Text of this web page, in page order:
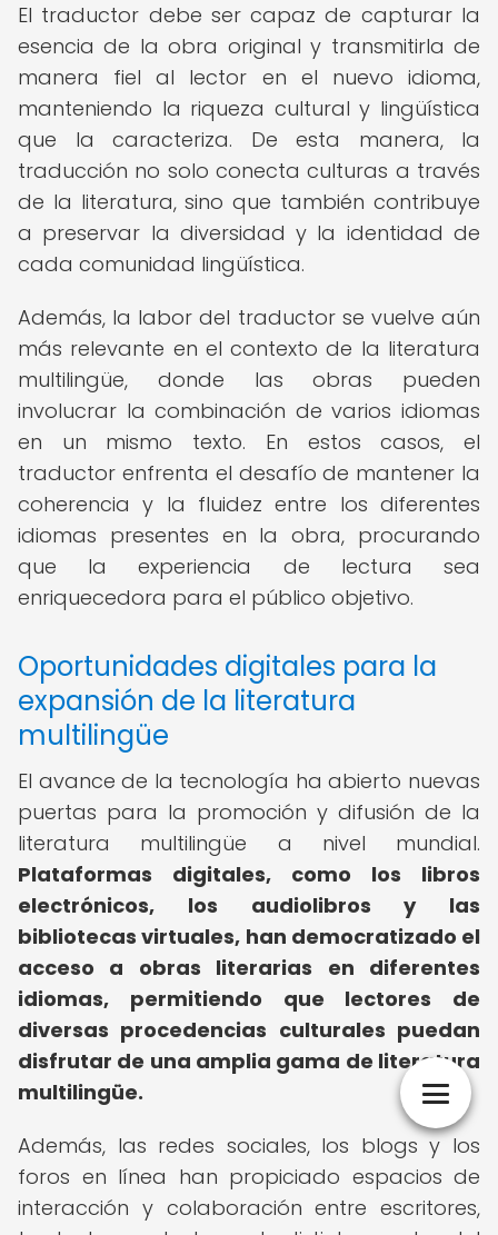
El traductor debe ser capaz de capturar la
esencia de la obra original y transmitirla de
manera fiel al lector en el nuevo idioma,
manteniendo la riqueza cultural y lingüística
que la caracteriza. De esta manera, la
traducción no solo conecta culturas a través
de la literatura, sino que también contribuye
a preservar la diversidad y la identidad de
cada comunidad lingüística.
Además, la labor del traductor se vuelve aún
más relevante en el contexto de la literatura
multilingüe, donde las obras pueden
involucrar la combinación de varios idiomas
en un mismo texto. En estos casos, el
traductor enfrenta el desafío de mantener la
coherencia y la fluidez entre los diferentes
idiomas presentes en la obra, procurando
que la experiencia de lectura sea
enriquecedora para el público objetivo.
Oportunidades digitales para la
expansión de la literatura
multilingüe
El avance de la tecnología ha abierto nuevas
puertas para la promoción y difusión de la
literatura multilingüe a nivel mundial.
Plataformas digitales, como los libros
electrónicos, los audiolibros y las
bibliotecas virtuales, han democratizado el
acceso a obras literarias en diferentes
idiomas, permitiendo que lectores de
diversas procedencias culturales puedan
disfrutar de una amplia gama de literatura
multilingüe.
Además, las redes sociales, los blogs y los
foros en línea han propiciado espacios de
interacción y colaboración entre escritores,